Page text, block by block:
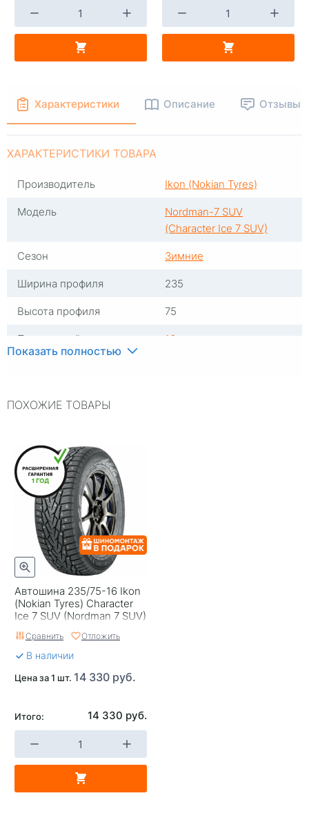
-
Характеристики Описание Отзывы
ХАРАКТЕРИСТИКИ ТОВАРА
Производитель
Ikon (Nokian Tyres)
Модель
Nordman-7 SUV
(Character Ice 7 SUV)
Сезон
Зимние
Ширина профиля
235
Высота профиля
75
Посадочный диаметр
16
Тип протектора
Тип шины
RunFlat
Комплектация
Шип
Гарантия
Страна изготовителя
Показать полностью
ПОХОЖИЕ ТОВАРЫ
Автошина 235/75-16 Ikon
(Nokian Tyres) Character
Ice 7 SUV (Nordman 7 SUV)
108T шип
Сравнить Отложить
В наличии
Цена за 1 шт. 14 330 руб.
Итого: 14 330 руб.